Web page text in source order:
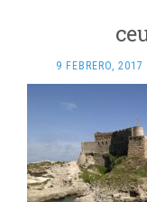
9 FEBRERO, 2017